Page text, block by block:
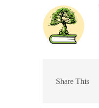
Share This